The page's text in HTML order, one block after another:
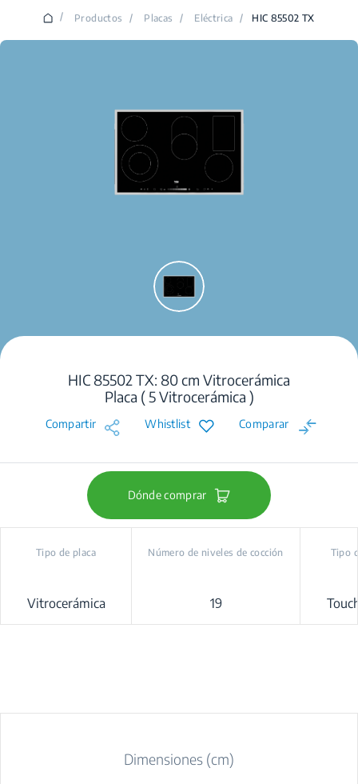
/ Productos / Placas / Eléctrica / HIC 85502 TX
HIC 85502 TX: 80 cm Vitrocerámica
Placa ( 5 Vitrocerámica )
Compartir Whistlist Comparar
Dónde comprar
Tipo de placa
Vitrocerámica
Número de niveles de cocción
19
Tipo
Dimensiones (cm)